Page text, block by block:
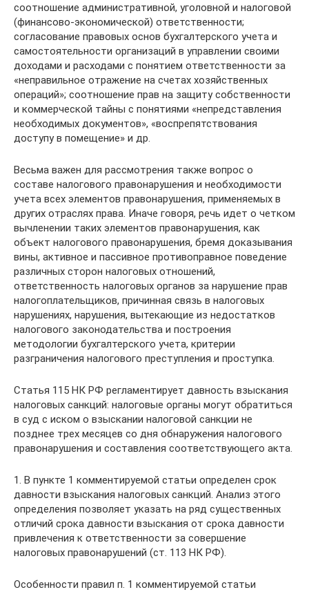
соотношение административной, уголовной и налоговой
(финансово-экономической) ответственности;
согласование правовых основ бухгалтерского учета и
самостоятельности организаций в управлении своими
доходами и расходами с понятием ответственности за
«неправильное отражение на счетах хозяйственных
операций»; соотношение прав на защиту собственности
и коммерческой тайны с понятиями «непредставления
необходимых документов», «воспрепятствования
доступу в помещение» и др.
Весьма важен для рассмотрения также вопрос о
составе налогового правонарушения и необходимости
учета всех элементов правонарушения, применяемых в
других отраслях права. Иначе говоря, речь идет о четком
вычленении таких элементов правонарушения, как
объект налогового правонарушения, бремя доказывания
вины, активное и пассивное противоправное поведение
различных сторон налоговых отношений,
ответственность налоговых органов за нарушение прав
налогоплательщиков, причинная связь в налоговых
нарушениях, нарушения, вытекающие из недостатков
налогового законодательства и построения
методологии бухгалтерского учета, критерии
разграничения налогового преступления и проступка.
Статья 115 НК РФ регламентирует давность взыскания
налоговых санкций: налоговые органы могут обратиться
в суд с иском о взыскании налоговой санкции не
позднее трех месяцев со дня обнаружения налогового
правонарушения и составления соответствующего акта.
1. В пункте 1 комментируемой статьи определен срок
давности взыскания налоговых санкций. Анализ этого
определения позволяет указать на ряд существенных
отличий срока давности взыскания от срока давности
привлечения к ответственности за совершение
налоговых правонарушений (ст. 113 НК РФ).
Особенности правил п. 1 комментируемой статьи